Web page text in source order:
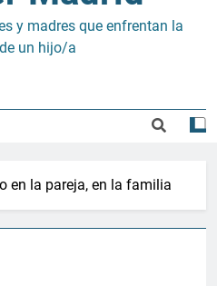
y madres que enfrentan la
un hijo/a
en la pareja, en la familia